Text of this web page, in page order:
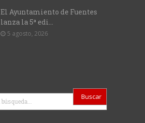
El Ayuntamiento de Fuentes
lanza la 5ª edi...
5 agosto, 2026